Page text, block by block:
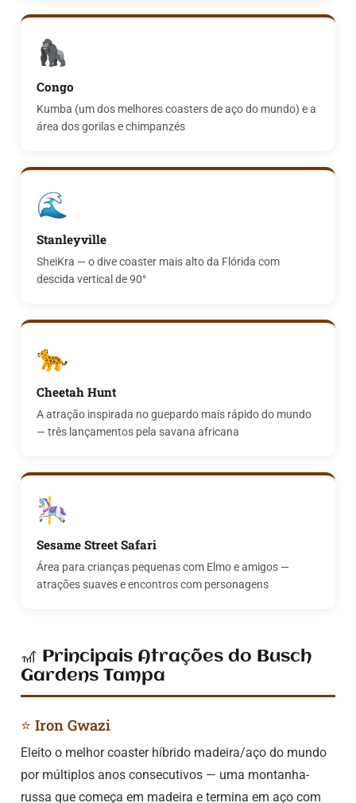
🦍
Congo
Kumba (um dos melhores coasters de aço do mundo) e a
área dos gorilas e chimpanzés
🌊
Stanleyville
SheiKra — o dive coaster mais alto da Flórida com
descida vertical de 90°
🐆
Cheetah Hunt
A atração inspirada no guepardo mais rápido do mundo
— três lançamentos pela savana africana
🎠
Sesame Street Safari
Área para crianças pequenas com Elmo e amigos —
atrações suaves e encontros com personagens
🎢 Principais Atrações do Busch
Gardens Tampa
⭐ Iron Gwazi
Eleito o melhor coaster híbrido madeira/aço do mundo
por múltiplos anos consecutivos — uma montanha-
russa que começa em madeira e termina em aço com